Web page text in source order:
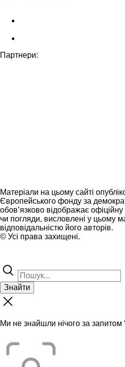
Партнери:
Матеріали на цьому сайті
Європейського фонду за
обов’язково відображає
чи погляди, висловлені у цьому
відповідальністю його авторів.
© Усі права захищені.
Знайти
Ми не знайшли нічого за запитом